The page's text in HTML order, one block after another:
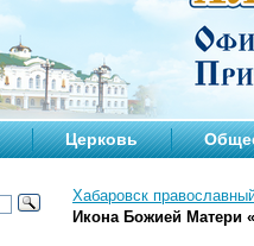
Церковь
Хабаровск
Икона Божией Матери